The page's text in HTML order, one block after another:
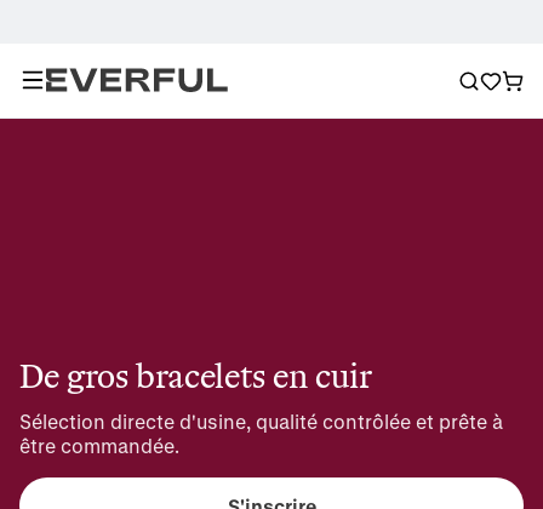
De gros bracelets en cuir
Sélection directe d'usine, qualité contrôlée et prête à
être commandée.